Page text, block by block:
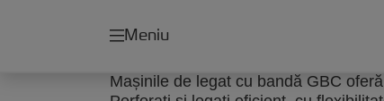
Meniu
Mașinile de legat cu bandă GBC